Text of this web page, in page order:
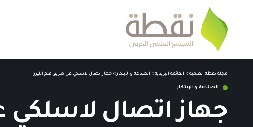
مجلة نقطة العلمية > القائمة البريدية > الصناعة والإبتكار > جهاز اتصال لاسلكي عن طريق قلم الليزر
الصناعة والإبتكار
جهاز اتصال لاسلكي